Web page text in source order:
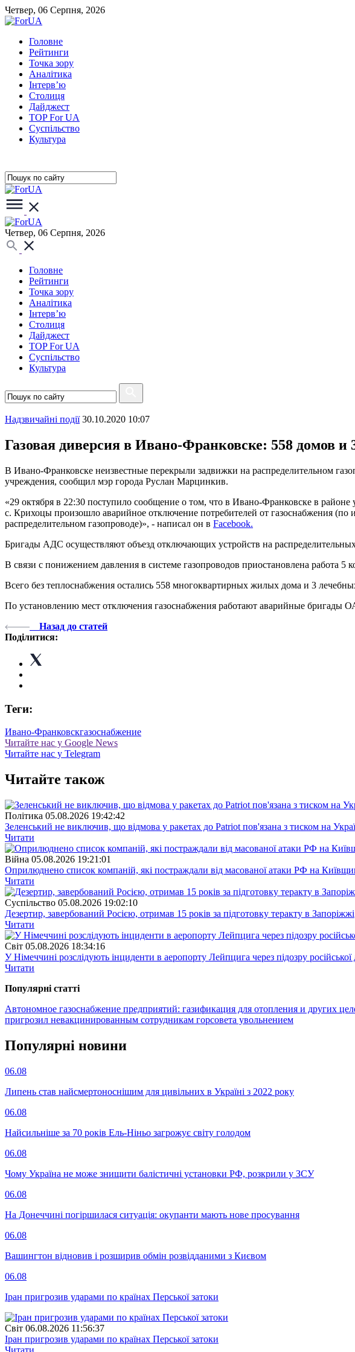
Четвер, 06 Серпня, 2026
Головне
Рейтинги
Точка зору
Аналітика
Інтерв’ю
Столиця
Дайджест
TOP For UA
Суспiльство
Культура
Четвер, 06 Серпня, 2026
Головне
Рейтинги
Точка зору
Аналітика
Інтерв’ю
Столиця
Дайджест
TOP For UA
Суспiльство
Культура
Надзвичайні події 30.10.2020 10:07
Газовая диверсия в Ивано-Франковске: 558 домов и
В Ивано-Франковске неизвестные перекрыли задвижки на распределительном
учреждения, сообщил мэр города Руслан Марцинкив.
«29 октября в 22:30 поступило сообщение о том, что в Ивано-Франковске в
с. Крихоцы произошло аварийное отключение потребителей от газоснабжения
распределительном газопроводе)», - написал он в Facebook.
Бригады АДС осуществляют объезд отключающих устройств на
В связи с понижением давления в системе газопроводов приостановлена ​​работа 5
Всего без теплоснабжения остались 558 многоквартирных жилых дома и 3
По установлению мест отключения газоснабжения работают аварийные бригады
Назад до статей
Поділитися:
Теги:
Ивано-Франковскгазоснабжение
Читайте нас у Google News
Читайте нас у Telegram
Читайте також
Полiтика 05.08.2026 19:42:42
Зеленський не виключив, що відмова у ракетах до Patriot пов'язана з тиском на
Читати
Війна 05.08.2026 19:21:01
Оприлюднено список компаній, які постраждали від масованої атаки РФ на
Читати
Суспiльство 05.08.2026 19:02:10
Дезертир, завербований Росією, отримав 15 років за підготовку теракту в Запоріжжі
Читати
Свiт 05.08.2026 18:34:16
У Німеччині розслідують інциденти в аеропорту Лейпцига через підозру російської
Читати
Популярнi статтi
Автономное газоснабжение предприятий: газификация для отопления и других
пригрозил невакцинированным сотрудникам горсовета увольнением
Популярнi новини
06.08
Липень став найсмертоноснішим для цивільних в Україні з 2022 року
06.08
Найсильніше за 70 років Ель-Ніньо загрожує світу голодом
06.08
Чому Україна не може знищити балістичні установки РФ, розкрили у ЗСУ
06.08
На Донеччині погіршилася ситуація: окупанти мають нове просування
06.08
Вашингтон відновив і розширив обмін розвідданими з Києвом
06.08
Іран пригрозив ударами по країнах Перської затоки
Свiт 06.08.2026 11:56:37
Іран пригрозив ударами по країнах Перської затоки
Читати